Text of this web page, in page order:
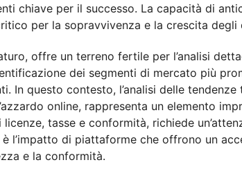
chiave per il successo. La capacità di
per la sopravvivenza e la crescita degli
offre un terreno fertile per l’analisi
dei segmenti di mercato più
questo contesto, l’analisi delle tendenze
online, rappresenta un elemento
tasse e conformità, richiede
l’impatto di piattaforme che offrono un
e la conformità.